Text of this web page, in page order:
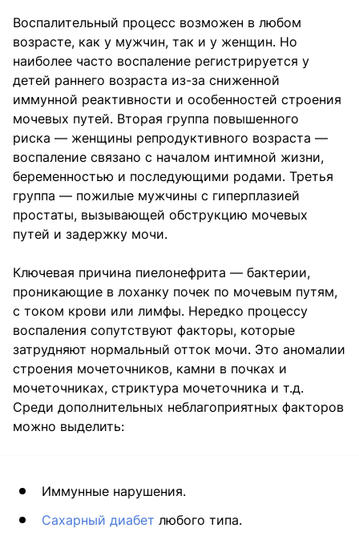
Воспалительный процесс возможен в любом
возрасте, как у мужчин, так и у женщин. Но
наиболее часто воспаление регистрируется у
детей раннего возраста из-за сниженной
иммунной реактивности и особенностей строения
мочевых путей. Вторая группа повышенного
риска — женщины репродуктивного возраста —
воспаление связано с началом интимной жизни,
беременностью и последующими родами. Третья
группа — пожилые мужчины с гиперплазией
простаты, вызывающей обструкцию мочевых
путей и задержку мочи.
Ключевая причина пиелонефрита — бактерии,
проникающие в лоханку почек по мочевым путям,
с током крови или лимфы. Нередко процессу
воспаления сопутствуют факторы, которые
затрудняют нормальный отток мочи. Это аномалии
строения мочеточников, камни в почках и
мочеточниках, стриктура мочеточника и т.д.
Среди дополнительных неблагоприятных факторов
можно выделить:
Иммунные нарушения.
Сахарный диабет любого типа.